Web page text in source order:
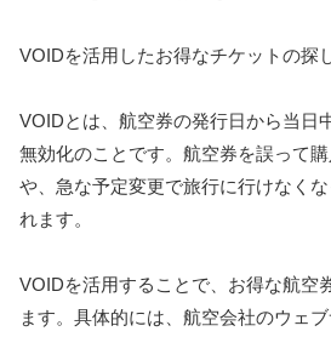
VOIDを活用したお得なチケットの探
VOIDとは、航空券の発行日から当日
無効化のことです。航空券を誤って
や、急な予定変更で旅行に行けなく
れます。
VOIDを活用することで、お得な航空
ます。具体的には、航空会社のウェ